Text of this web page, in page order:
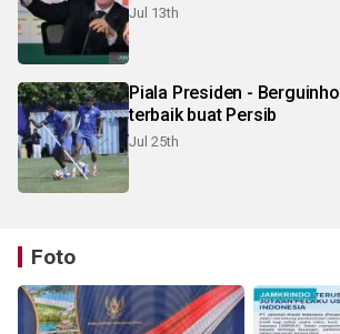
Jul 13th
Piala Presiden -
terbaik buat Persib
Jul 25th
Foto